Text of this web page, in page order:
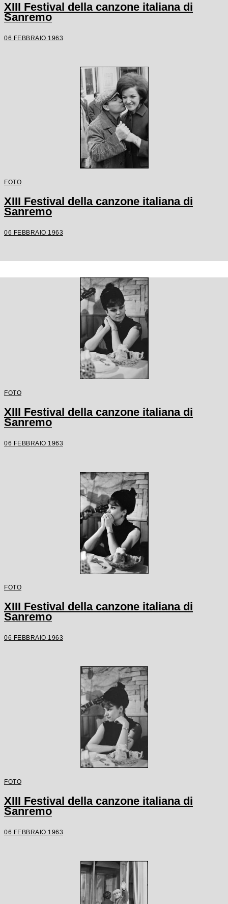
XIII Festival della canzone italiana di
Sanremo
06 FEBBRAIO 1963
FOTO
XIII Festival della canzone italiana di
Sanremo
06 FEBBRAIO 1963
FOTO
XIII Festival della canzone italiana di
Sanremo
06 FEBBRAIO 1963
FOTO
XIII Festival della canzone italiana di
Sanremo
06 FEBBRAIO 1963
FOTO
XIII Festival della canzone italiana di
Sanremo
06 FEBBRAIO 1963